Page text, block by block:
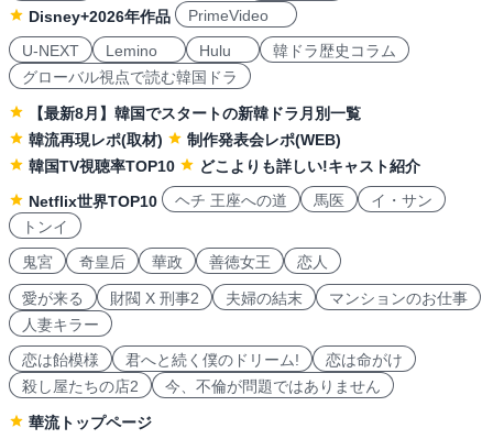
Disney+2026年作品
PrimeVideo
U-NEXT
Lemino Hulu
韓ドラ歴史コラム
グローバル視点で読む韓国ドラ
【最新8月】韓国でスタートの新韓ドラ月別一覧
韓流再現レポ(取材)
制作発表会レポ(WEB)
韓国TV視聴率TOP10
どこよりも詳しい!キャスト紹介
Netflix世界TOP10
ヘチ 王座への道 馬医
イ・サン
トンイ
鬼宮
奇皇后 華政 善徳女王 恋人
愛が来る 財閥 X 刑事2 夫婦の結末
マンションのお仕事
人妻キラー
恋は飴模様
君へと続く僕のドリーム!
恋は命がけ
殺し屋たちの店2
今、不倫が問題ではありません
華流トップページ